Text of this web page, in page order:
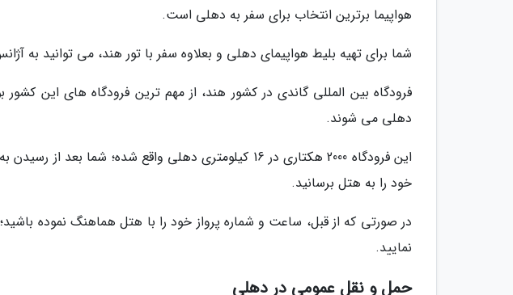
هواپیما برترین انتخاب برای سفر به دهلی است.
شما برای تهیه بلیط هواپیمای دهلی و بعلاوه سفر با تور هند، می توانید به
فرودگاه بین المللی گاندی در کشور هند، از مهم ترین فرودگاه های این
دهلی می شوند.
این فرودگاه 2000 هکتاری در 16 کیلومتری دهلی واقع شده؛
خود را به هتل برسانید.
در صورتی که از قبل، ساعت و شماره پرواز خود را با هتل هماهنگ نموده باشید؛
نمایید.
حمل و نقل عمومی در دهلی